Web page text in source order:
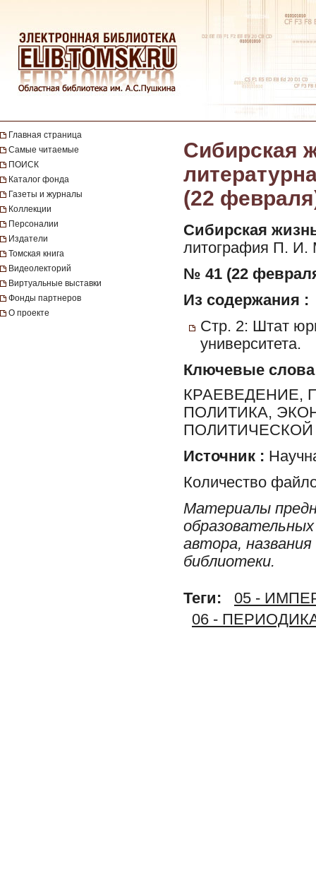
Главная страница
Самые читаемые
ПОИСК
Каталог фонда
Газеты и журналы
Коллекции
Персоналии
Издатели
Томская книга
Видеолекторий
Виртуальные выставки
Фонды партнеров
О проекте
Сибирская
(22
Сибирская
литография П. И.
№ 41 (22
Из содержания :
Стр. 2: Штат
университета.
Ключевые слова
КРАЕВЕДЕНИЕ,
ПОЛИТИКА,
Источник :
Количество
Материалы
автора,
библиотеки.
Теги:
05 -
06 -